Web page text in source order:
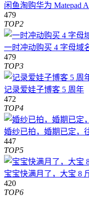
闲鱼淘购华为 Matepad
479
TOP2
一时冲动购买 4 字母域
479
TOP3
记录爱娃子博客 5 周年
472
TOP4
婚纱已拍，婚期已定，
447
TOP5
宝宝快满月了，大宝 8
420
TOP6